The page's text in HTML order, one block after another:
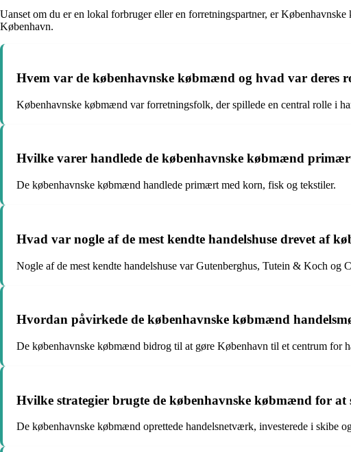
Uanset om du er en lokal forbruger eller en forretningspartner, er
København.
Hvem var de københavnske købmænd og hvad var deres
Københavnske købmænd var forretningsfolk, der spillede en central rolle i
Hvilke varer handlede de københavnske købmænd
De københavnske købmænd handlede primært med korn, fisk og tekstiler.
Hvad var nogle af de mest kendte handelshuse drevet af
Nogle af de mest kendte handelshuse var Gutenberghus, Tutein & Koch og
Hvordan påvirkede de københavnske købmænd
De københavnske købmænd bidrog til at gøre København til et centrum for
Hvilke strategier brugte de københavnske købmænd for at
De københavnske købmænd oprettede handelsnetværk, investerede i skibe